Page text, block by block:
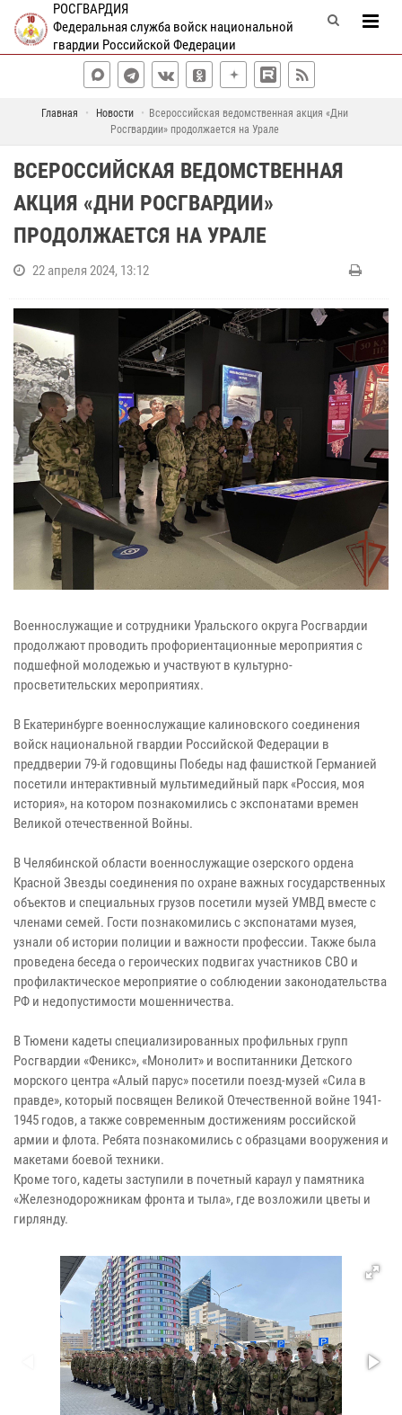
РОСГВАРДИЯ
Федеральная служба войск национальной
гвардии Российской Федерации
Главная Новости
Всероссийская ведомственная акция «Дни
Росгвардии» продолжается на Урале
ВСЕРОССИЙСКАЯ ВЕДОМСТВЕННАЯ
АКЦИЯ «ДНИ РОСГВАРДИИ»
ПРОДОЛЖАЕТСЯ НА УРАЛЕ
22 апреля 2024, 13:12
Военнослужащие и сотрудники Уральского округа Росгвардии
продолжают проводить профориентационные мероприятия с
подшефной молодежью и участвуют в культурно-
просветительских мероприятиях.
В Екатеринбурге военнослужащие калиновского соединения
войск национальной гвардии Российской Федерации в
преддверии 79-й годовщины Победы над фашисткой Германией
посетили интерактивный мультимедийный парк «Россия, моя
история», на котором познакомились с экспонатами времен
Великой отечественной Войны.
В Челябинской области военнослужащие озерского ордена
Красной Звезды соединения по охране важных государственных
объектов и специальных грузов посетили музей УМВД вместе с
членами семей. Гости познакомились с экспонатами музея,
узнали об истории полиции и важности профессии. Также была
проведена беседа о героических подвигах участников СВО и
профилактическое мероприятие о соблюдении законодательства
РФ и недопустимости мошенничества.
В Тюмени кадеты специализированных профильных групп
Росгвардии «Феникс», «Монолит» и воспитанники Детского
морского центра «Алый парус» посетили поезд-музей «Сила в
правде», который посвящен Великой Отечественной войне 1941-
1945 годов, а также современным достижениям российской
армии и флота. Ребята познакомились с образцами вооружения и
макетами боевой техники.
Кроме того, кадеты заступили в почетный караул у памятника
«Железнодорожникам фронта и тыла», где возложили цветы и
гирлянду.